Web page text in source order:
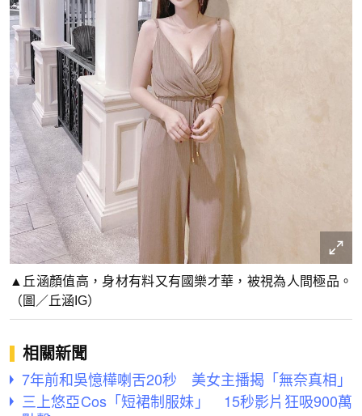
▲丘涵顏值高，身材有料又有國樂才華，被視為人間極品。
（圖／丘涵IG）
相關新聞
7年前和吳憶樺喇舌20秒 美女主播揭「無奈真相」
三上悠亞Cos「短裙制服妹」 15秒影片狂吸900萬